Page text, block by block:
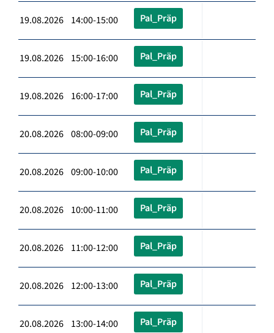
19.08.2026 14:00-15:00 Pal_Präp
19.08.2026 15:00-16:00 Pal_Präp
19.08.2026 16:00-17:00 Pal_Präp
20.08.2026 08:00-09:00 Pal_Präp
20.08.2026 09:00-10:00 Pal_Präp
20.08.2026 10:00-11:00 Pal_Präp
20.08.2026 11:00-12:00 Pal_Präp
20.08.2026 12:00-13:00 Pal_Präp
20.08.2026 13:00-14:00 Pal_Präp